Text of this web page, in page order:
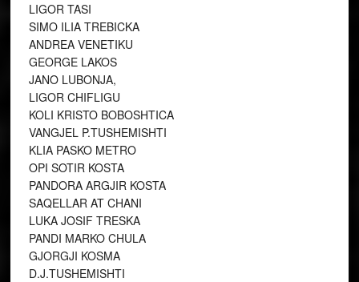
LIGOR TASI
SIMO ILIA TREBICKA
ANDREA VENETIKU
GEORGE LAKOS
JANO LUBONJA,
LIGOR CHIFLIGU
KOLI KRISTO BOBOSHTICA
VANGJEL P.TUSHEMISHTI
KLIA PASKO METRO
OPI SOTIR KOSTA
PANDORA ARGJIR KOSTA
SAQELLAR AT CHANI
LUKA JOSIF TRESKA
PANDI MARKO CHULA
GJORGJI KOSMA
D.J.TUSHEMISHTI